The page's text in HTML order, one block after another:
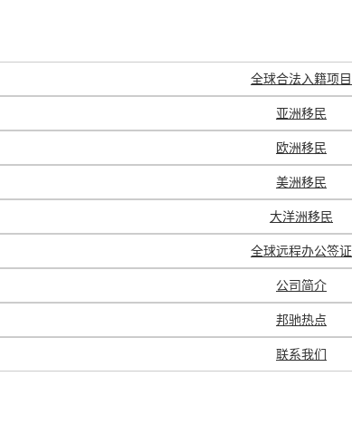
全球合法入籍项目
亚洲移民
欧洲移民
美洲移民
大洋洲移民
全球远程办公签证
公司简介
邦驰热点
联系我们